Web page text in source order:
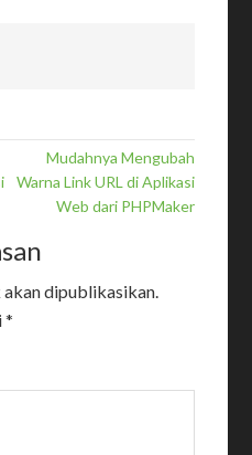
Mudahnya Mengubah
Warna Link URL di Aplikasi
Web dari PHPMaker
dipublikasikan.
*